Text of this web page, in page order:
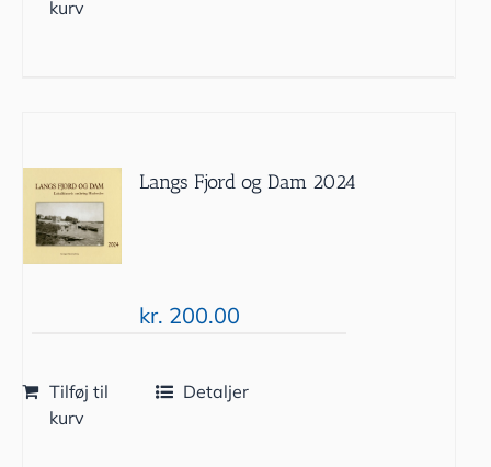
kurv
Langs Fjord og Dam 2024
kr. 200.00
Tilføj til
kurv
Detaljer